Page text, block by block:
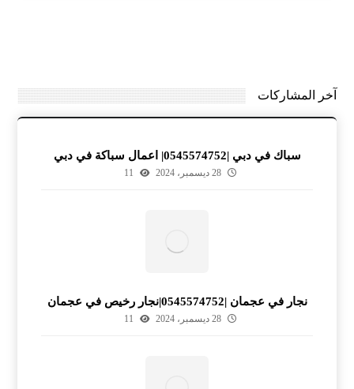
آخر المشاركات
سباك في دبي |0545574752| اعمال سباكة في دبي
28 ديسمبر، 2024 11
نجار في عجمان |0545574752|نجار رخيص في عجمان
28 ديسمبر، 2024 11